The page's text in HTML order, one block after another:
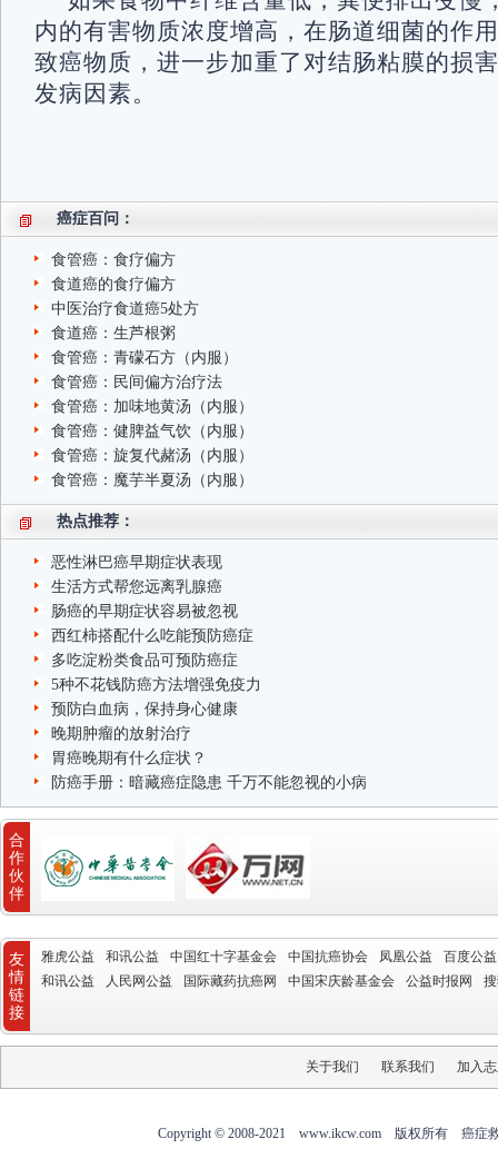
内的有害物质浓度增高，在肠道细菌的作
致癌物质，进一步加重了对结肠粘膜的损
发病因素。
癌症百问：
食管癌：食疗偏方
食道癌的食疗偏方
中医治疗食道癌5处方
食道癌：生芦根粥
食管癌：青礞石方（内服）
食管癌：民间偏方治疗法
食管癌：加味地黄汤（内服）
食管癌：健脾益气饮（内服）
食管癌：旋复代赭汤（内服）
食管癌：魔芋半夏汤（内服）
热点推荐：
恶性淋巴癌早期症状表现
生活方式帮您远离乳腺癌
肠癌的早期症状容易被忽视
西红柿搭配什么吃能预防癌症
多吃淀粉类食品可预防癌症
5种不花钱防癌方法增强免疫力
预防白血病，保持身心健康
晚期肿瘤的放射治疗
胃癌晚期有什么症状？
防癌手册：暗藏癌症隐患 千万不能忽视的小病
合
作
伙
伴
友
情
链
接
雅虎公益 和讯公益 中国红十字基金会 中国抗癌协会 凤凰公益
百度公益
和讯公益
人民网公益 国际藏药抗癌网 中国宋庆龄基金会 公益时报网
关于我们 联系我们 加入
Copyright © 2008-2021 www.ikcw.com 版权所有 癌症